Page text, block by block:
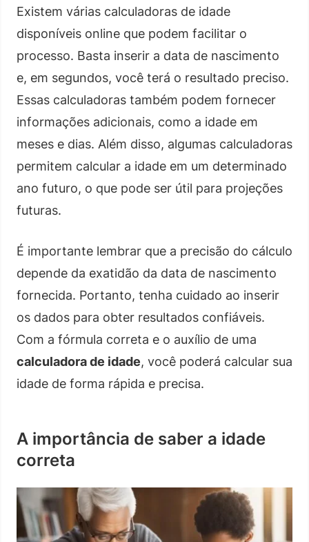
Existem várias calculadoras de idade
disponíveis online que podem facilitar o
processo. Basta inserir a data de nascimento
e, em segundos, você terá o resultado preciso.
Essas calculadoras também podem fornecer
informações adicionais, como a idade em
meses e dias. Além disso, algumas calculadoras
permitem calcular a idade em um determinado
ano futuro, o que pode ser útil para projeções
futuras.
É importante lembrar que a precisão do cálculo
depende da exatidão da data de nascimento
fornecida. Portanto, tenha cuidado ao inserir
os dados para obter resultados confiáveis.
Com a fórmula correta e o auxílio de uma
calculadora de idade, você poderá calcular sua
idade de forma rápida e precisa.
A importância de saber a idade
correta